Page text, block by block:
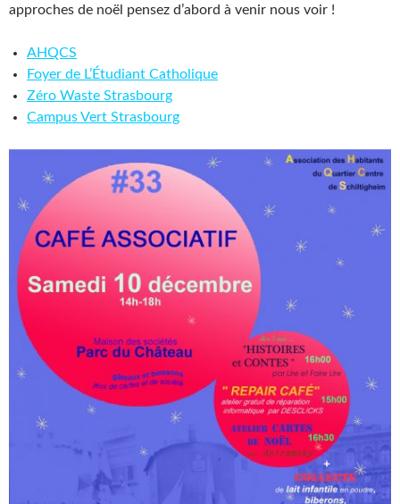
approches de noël pensez d’abord à venir nous voir !
AHQCS
Foyer de L’Étudiant Catholique
Zéro Waste Strasbourg
Campus Vert Strasbourg